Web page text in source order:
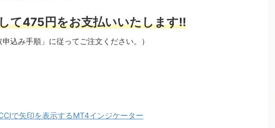
て475円をお支払いいたします!!
込み手順」に従ってご注文ください。）
で矢印を表示するMT4インジケーター